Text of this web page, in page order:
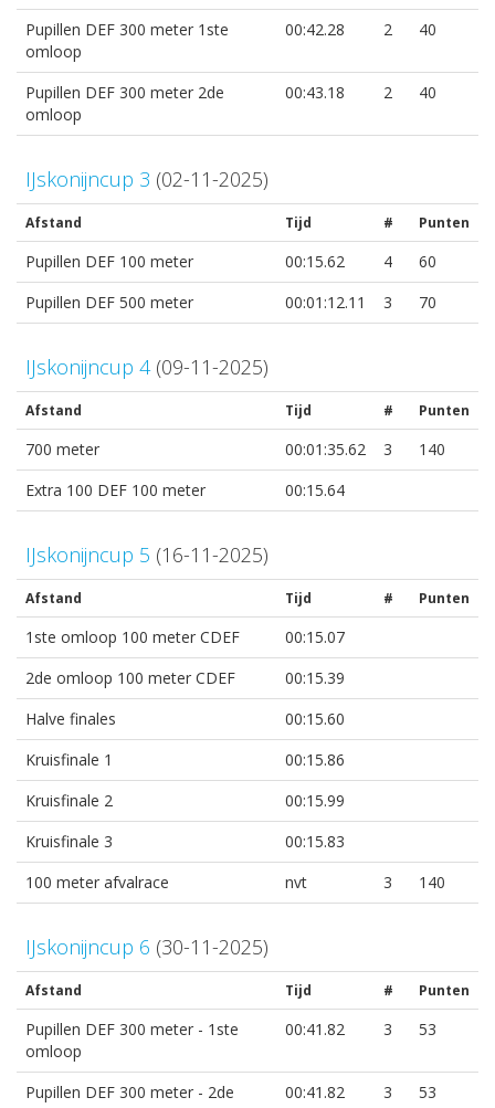
Pupillen DEF 300 meter 1ste
omloop
00:42.28 2 40
Pupillen DEF 300 meter 2de
omloop
00:43.18 2 40
IJskonijncup 3 (02-11-2025)
Afstand Tijd # Punten
Pupillen DEF 100 meter 00:15.62 4
60
Pupillen DEF 500 meter
00:01:12.11 3 70
IJskonijncup 4(09-11-2025)
Afstand Tijd # Punten
700 meter 00:01:35.62 3
140
Extra 100 DEF 100 meter
00:15.64
IJskonijncup 5 (16-11-2025)
Afstand Tijd # Punten
1ste omloop 100 meter CDEF
00:15.07
2de omloop 100 meter CDEF
00:15.39
Halve finales
00:15.60
Kruisfinale 1
00:15.86
Kruisfinale 2
00:15.99
Kruisfinale 3
00:15.83
100 meter afvalrace
nvt 3 140
IJskonijncup 6 (30-11-2025)
Afstand Tijd # Punten
Pupillen DEF 300 meter - 1ste
omloop
00:41.82 3 53
Pupillen DEF 300 meter - 2de
00:41.82 3 53